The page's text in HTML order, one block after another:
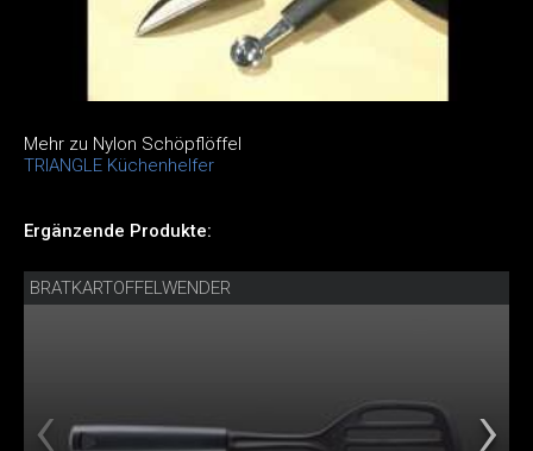
Mehr zu Nylon Schöpflöffel
TRIANGLE Küchenhelfer
Ergänzende Produkte:
BRATKARTOFFELWENDER